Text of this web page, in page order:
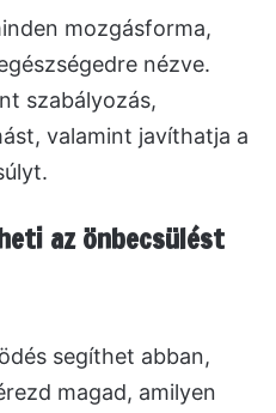
mozgásforma,
nézve.
szabályozás,
valamint javíthatja a
az önbecsülést
segíthet abban,
magad, amilyen